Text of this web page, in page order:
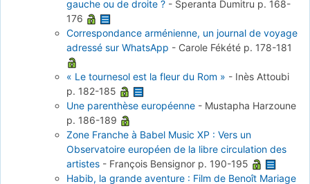
gauche ou de droite ? - Speranta Dumitru p. 168-
176
Correspondance arménienne, un journal de voyage
adressé sur WhatsApp - Carole Fékété p. 178-181
« Le tournesol est la fleur du Rom » - Inès Attoubi
p. 182-185
Une parenthèse européenne - Mustapha Harzoune
p. 186-189
Zone Franche à Babel Music XP : Vers un
Observatoire européen de la libre circulation des
artistes - François Bensignor p. 190-195
Habib, la grande aventure : Film de Benoît Mariage